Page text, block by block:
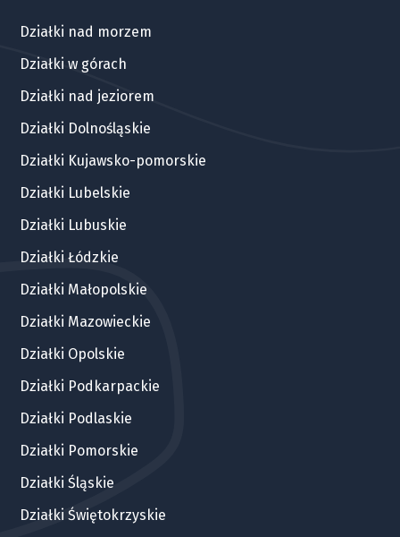
Działki nad morzem
Działki w górach
Działki nad jeziorem
Działki Dolnośląskie
Działki Kujawsko-pomorskie
Działki Lubelskie
Działki Lubuskie
Działki Łódzkie
Działki Małopolskie
Działki Mazowieckie
Działki Opolskie
Działki Podkarpackie
Działki Podlaskie
Działki Pomorskie
Działki Śląskie
Działki Świętokrzyskie